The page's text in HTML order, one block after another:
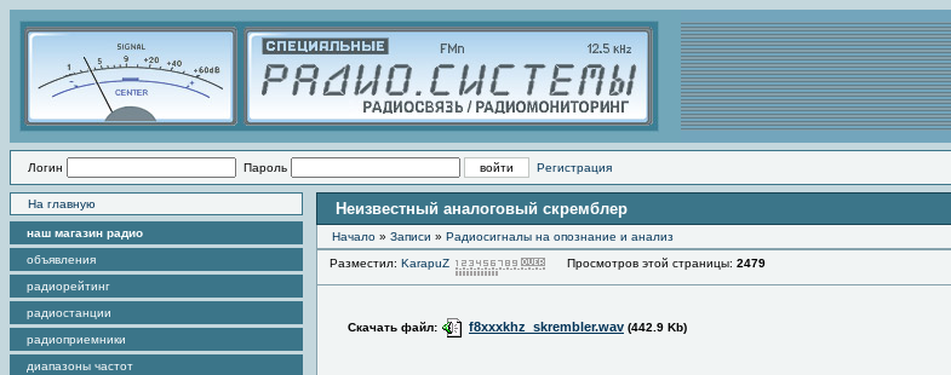
Логин Пароль Регистрация
На главную
наш магазин радио
объявления
радиорейтинг
радиостанции
радиоприемники
диапазоны частот
Неизвестный аналоговый скремблер
Начало » Записи » Радиоcигналы на опознание и анализ
Разместил: KarapuZ Просмотров этой страницы: 2479
Скачать файл: f8xxxkhz_skrembler.wav (442.9 Kb)